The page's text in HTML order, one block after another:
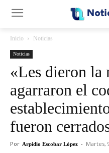
Inicio Noticias
Noticias
«Les dieron la
agarraron el
fueron
Por Arpidio Escobar López - Martes,